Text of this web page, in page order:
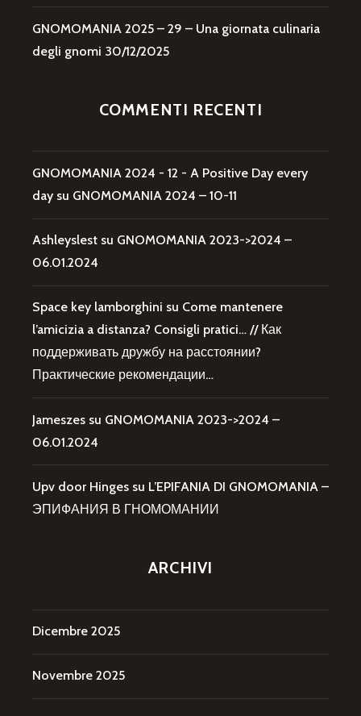
GNOMOMANIA 2025 – 29 – Una giornata culinaria
degli gnomi 30/12/2025
COMMENTI RECENTI
GNOMOMANIA 2024 - 12 - A Positive Day every
day su GNOMOMANIA 2024 – 10-11
Ashleyslest su GNOMOMANIA 2023->2024 –
06.01.2024
Space key lamborghini su Come mantenere
l’amicizia a distanza? Consigli pratici… // Как
поддерживать дружбу на расстоянии?
Практические рекомендации…
Jameszes su GNOMOMANIA 2023->2024 –
06.01.2024
Upv door Hinges su L’EPIFANIA DI GNOMOMANIA –
ЭПИФАНИЯ В ГНОМОМАНИИ
ARCHIVI
Dicembre 2025
Novembre 2025